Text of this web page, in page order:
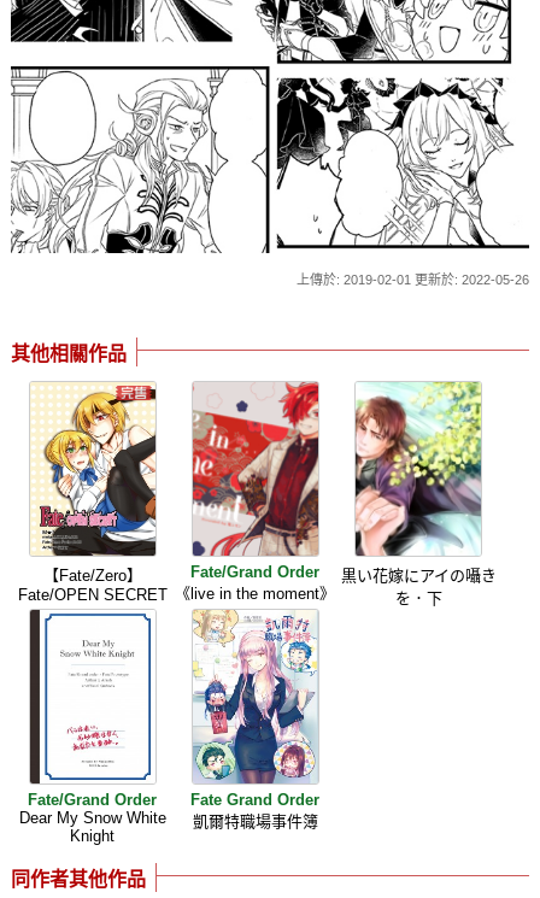
上傳於: 2019-02-01 更新於: 2022-05-26
其他相關作品
【Fate/Zero】
Fate/OPEN SECRET
Fate/Grand Order
《live in the moment》
黒い花嫁にアイの囁き
を．下
Fate/Grand Order
Dear My Snow White
Knight
Fate Grand Order
凱爾特職場事件簿
同作者其他作品